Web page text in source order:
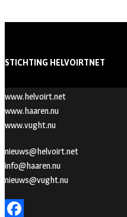
STICHTING HELVOIRTNET
www.helvoirt.net
www.haaren.nu
www.vught.nu
nieuws@helvoirt.net
info@haaren.nu
nieuws@vught.nu